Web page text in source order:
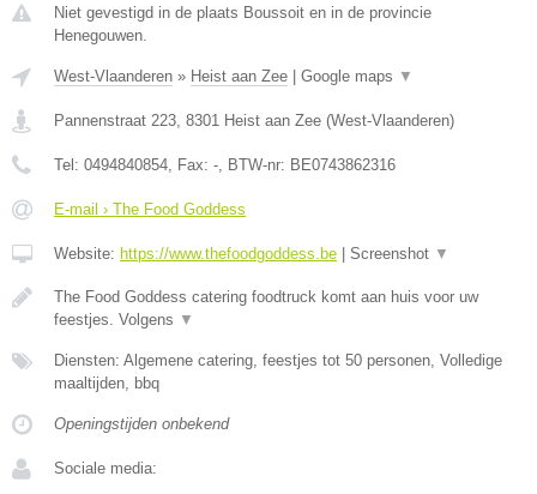
Niet gevestigd in de plaats Boussoit en in de provincie
Henegouwen.
West-Vlaanderen » Heist aan Zee Google maps ▼
Pannenstraat 223, 8301 Heist aan Zee (West-Vlaanderen)
Tel: 0494840854, Fax: -, BTW-nr: BE0743862316
E-mail › The Food Goddess
Website: https://www.thefoodgoddess.be Screenshot ▼
The Food Goddess catering foodtruck komt aan huis voor uw
feestjes. Volgens ▼
Diensten: Algemene catering, feestjes tot 50 personen, Volledige
maaltijden, bbq
Openingstijden onbekend
Sociale media: